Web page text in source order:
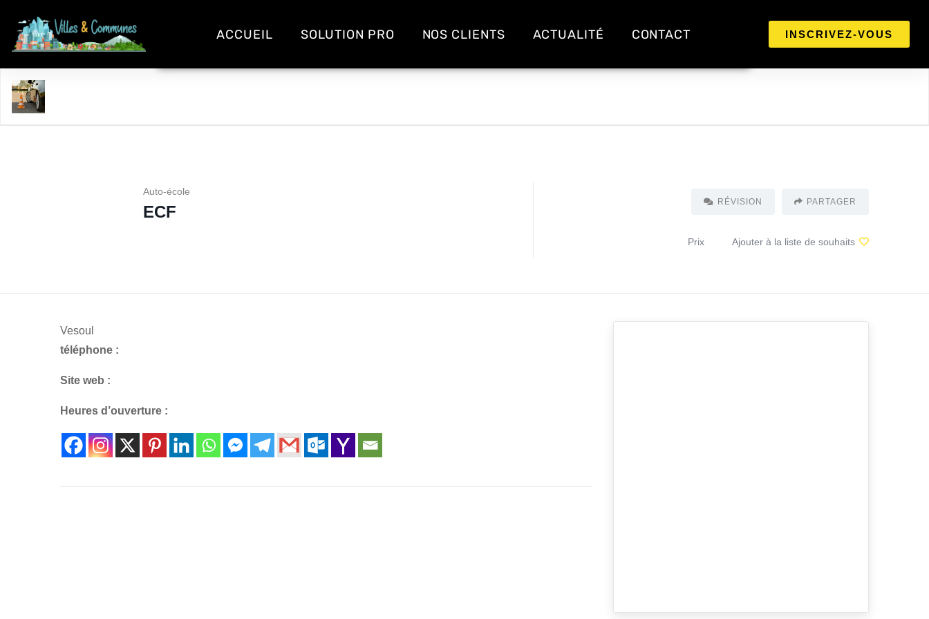
ACCUEIL SOLUTION PRO NOS CLIENTS ACTUALITÉ CONTACT INSCRIVEZ-VOUS
Auto-école
ECF
RÉVISION PARTAGER
Prix Ajouter à la liste de souhaits
Vesoul
téléphone :
Site web :
Heures d’ouverture :